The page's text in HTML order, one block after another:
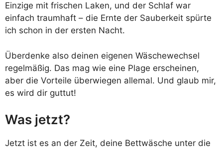
Einzige mit frischen Laken, und der Schlaf war
einfach traumhaft – die Ernte der Sauberkeit spürte
ich schon in der ersten Nacht.
Überdenke also deinen eigenen Wäschewechsel
regelmäßig. Das mag wie eine Plage erscheinen,
aber die Vorteile überwiegen allemal. Und glaub mir,
es wird dir guttut!
Was jetzt?
Jetzt ist es an der Zeit, deine Bettwäsche unter die